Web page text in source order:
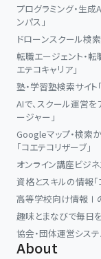
プログラミング・生成
ンパス」
ドローンスクール検索
転職エージェント・転
エテコキャリア」
塾・学習塾検索サイト
AIで、スクール運営
ージャー」
Googleマップ・検索
「コエテコリザーブ」
オンライン講座ビジネ
資格とスキルの情報「
高等学校向け情報Ⅰ
趣味とまなびで毎日を
協会・団体運営システ
About